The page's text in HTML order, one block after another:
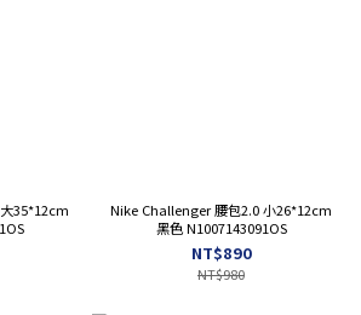
35*12cm
Nike Challenger 腰包2.0 小26*12cm
黑色 N1007143091OS
NT$890
NT$980